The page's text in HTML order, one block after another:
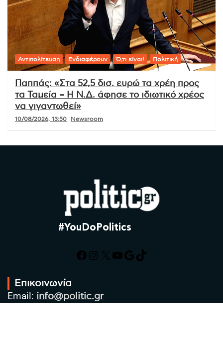
Αντιπολίτευση Ενδιαφέρουν Ό,τι είναι! Πολιτική
Παππάς: «Στα 52,5 δισ. ευρώ τα χρέη προς
τα Ταμεία – Η Ν.Δ. άφησε το ιδιωτικό χρέος
να γιγαντωθεί»
10/08/2026, 13:50 Newsroom
#YouDoPolitics
Facebook
Instagram
X YouTube
Google
TikTok
Επικοινωνία
Email: info@politic.gr